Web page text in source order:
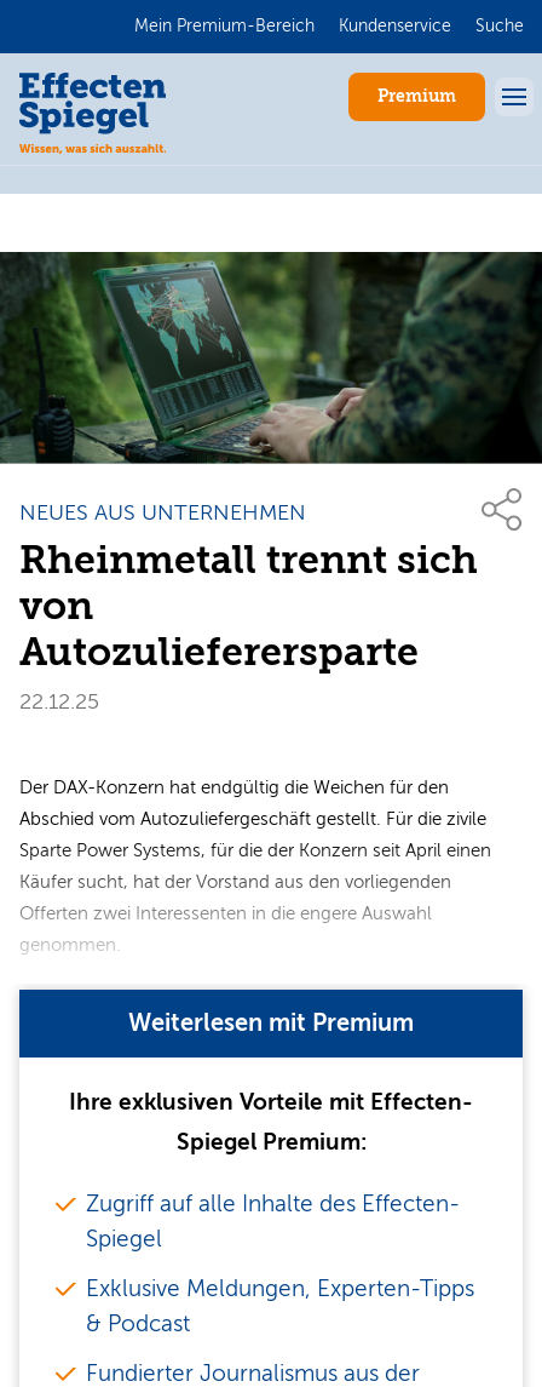
Mein Premium-Bereich Kundenservice Suche
Premium
NEUES AUS UNTERNEHMEN
Rheinmetall trennt sich
von
Autozulieferersparte
22.12.25
Der DAX-Konzern hat endgültig die Weichen für den
Abschied vom Autozuliefergeschäft gestellt. Für die zivile
Sparte Power Systems, für die der Konzern seit April einen
Käufer sucht, hat der Vorstand aus den vorliegenden
Offerten zwei Interessenten in die engere Auswahl
genommen.
Weiterlesen mit Premium
Ihre exklusiven Vorteile mit Effecten-
Spiegel Premium:
Zugriff auf alle Inhalte des Effecten-
Spiegel
Exklusive Meldungen, Experten-Tipps
& Podcast
Fundierter Journalismus aus der
Anmelden